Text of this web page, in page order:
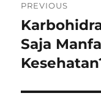
navigation
PREVIOUS
Previous
post:
Saja